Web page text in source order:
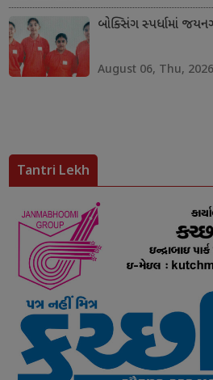
બોક્સિંગ સ્પર્ધામાં
August 06, Thu, 2026
Tantri Lekh